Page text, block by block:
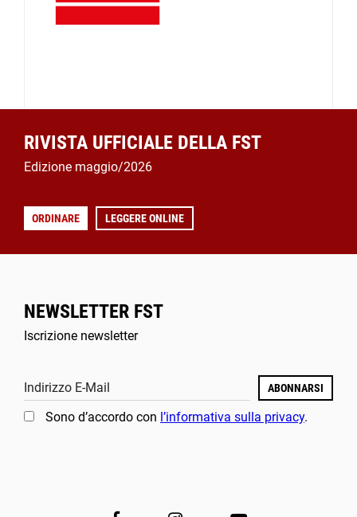
RIVISTA UFFICIALE DELLA FST
Edizione maggio/2026
ORDINARE LEGGERE ONLINE
NEWSLETTER FST
Iscrizione newsletter
Indirizzo E-Mail ABONNARSI
Sono d’accordo con l’informativa sulla privacy.